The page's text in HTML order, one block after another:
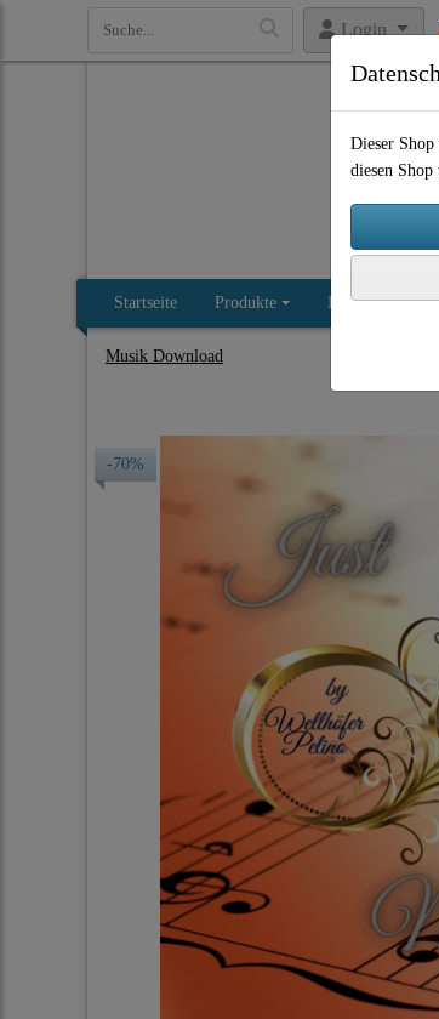
Login
Startseite Produkte Impressum
Musik Download
-70%
Dieser
diesen